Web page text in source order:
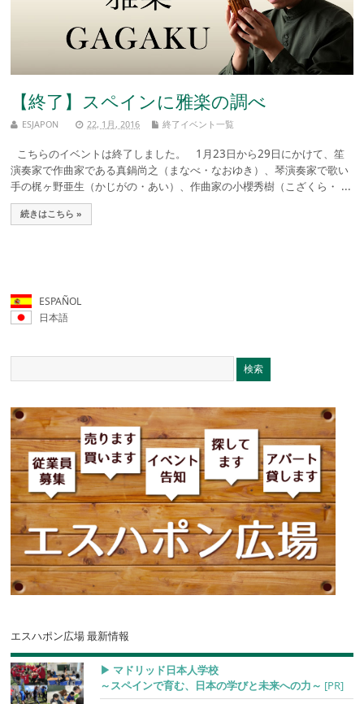
【終了】スペインに雅楽の調べ
ESJAPON 22, 1月, 2016 終了イベント一覧
こちらのイベントは終了しました。 1月23日から29日にかけて、笙
演奏家で作曲家である真鍋尚之（まなべ・なおゆき）、琴演奏家で歌い
手の梶ヶ野亜生（かじがの・あい）、作曲家の小櫻秀樹（こざくら・ ...
続きはこちら »
ESPAÑOL
日本語
エスハポン広場 最新情報
▶︎ マドリッド日本人学校
～スペインで育む、日本の学びと未来への力～ [PR]